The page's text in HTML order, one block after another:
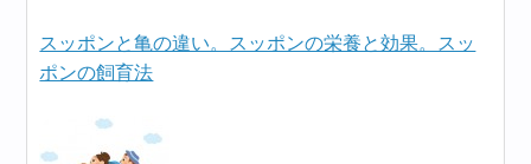
スッポンと亀の違い。スッポンの栄養と効果。スッ
ポンの飼育法